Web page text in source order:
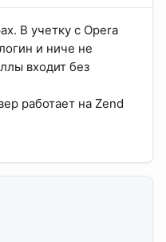
В учетку с Opera
и ниче не
входит без
работает на Zend